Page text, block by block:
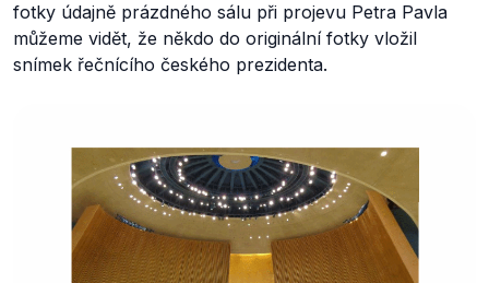
fotky údajně prázdného sálu při projevu Petra Pavla
můžeme vidět, že někdo do originální fotky vložil
snímek řečnícího českého prezidenta.